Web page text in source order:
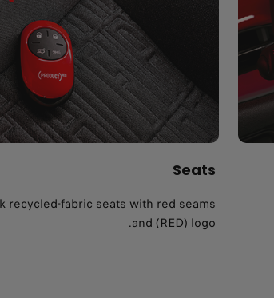
Seats
recycled-fabric seats with red seams
and (RED) logo.